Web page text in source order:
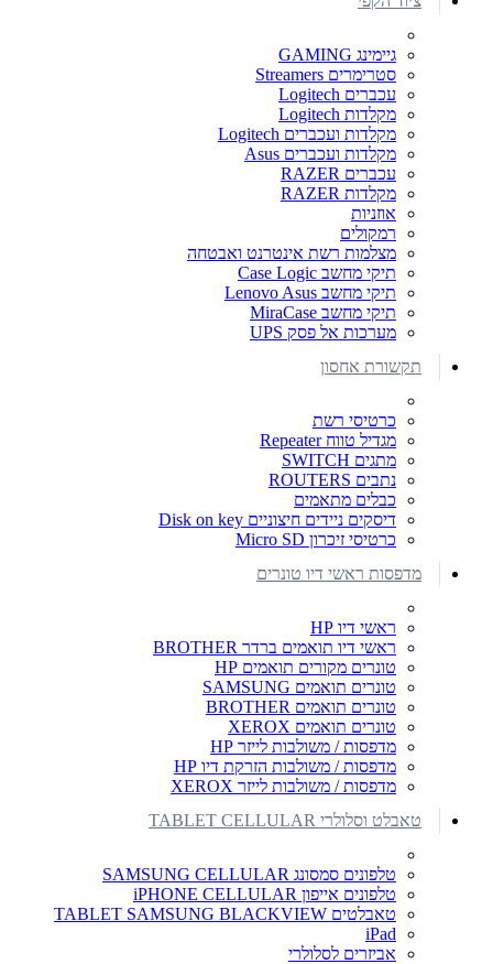
גיימינג GAMING
סטרימרים Streamers
עכברים Logitech
מקלדות Logitech
מקלדות ועכברים Logitech
מקלדות ועכברים Asus
עכברים RAZER
מקלדות RAZER
אוזניות
רמקולים
מצלמות רשת אינטרנט ואבטחה
תיקי מחשב Case Logic
תיקי מחשב Lenovo Asus
תיקי מחשב MiraCase
מערכות אל פסק UPS
תקשורת אחסון
כרטיסי רשת
מגדיל טווח Repeater
מתגים SWITCH
נתבים ROUTERS
כבלים מתאמים
דיסקים ניידים חיצוניים Disk on key
כרטיסי זיכרון Micro SD
מדפסות ראשי דיו טונרים
ראשי דיו HP
ראשי דיו תואמים ברדר BROTHER
טונרים מקורים תואמים HP
טונרים תואמים SAMSUNG
טונרים תואמים BROTHER
טונרים תואמים XEROX
מדפסות / משולבות לייזר HP
מדפסות / משולבות הזרקת דיו HP
מדפסות / משולבות לייזר XEROX
טאבלט וסלולרי TABLET CELLULAR
טלפונים סמסונג SAMSUNG CELLULAR
טלפונים אייפון iPHONE CELLULAR
טאבלטים TABLET SAMSUNG BLACKVIEW
iPad
אביזרים לסלולרי